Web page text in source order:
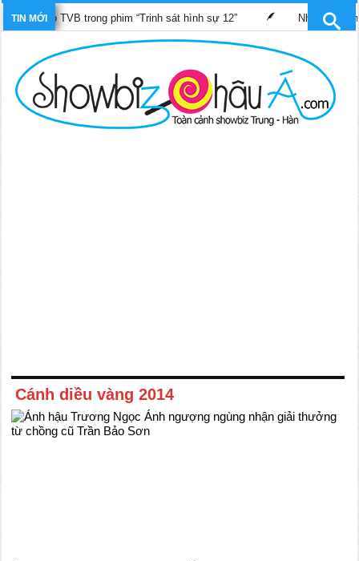
TIN MỚI
nhỏ TVB trong phim “Trinh sát hình sự 12” Những bộ phim
Cánh diều vàng 2014